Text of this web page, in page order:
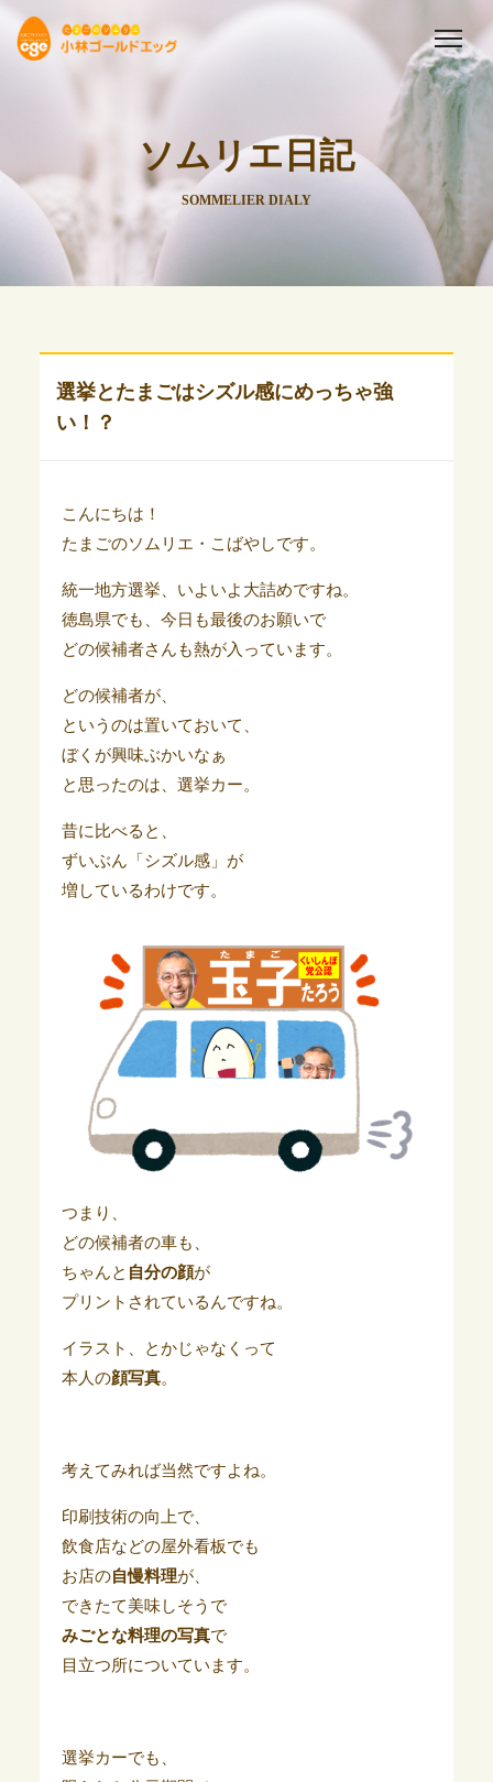
ソムリエ日記
SOMMELIER DIALY
選挙とたまごはシズル感にめっちゃ強
い！？
こんにちは！
たまごのソムリエ・こばやしです。
統一地方選挙、いよいよ大詰めですね。
徳島県でも、今日も最後のお願いで
どの候補者さんも熱が入っています。
どの候補者が、
というのは置いておいて、
ぼくが興味ぶかいなぁ
と思ったのは、選挙カー。
昔に比べると、
ずいぶん「シズル感」が
増しているわけです。
つまり、
どの候補者の車も、
ちゃんと 自分の顔が
プリントされているんですね。
イラスト、とかじゃなくって
本人の顔写真。
考えてみれば当然ですよね。
印刷技術の向上で、
飲食店などの屋外看板でも
お店の自慢料理が、
できたて美味しそうで
みごとな料理の写真で
目立つ所についています。
選挙カーでも、